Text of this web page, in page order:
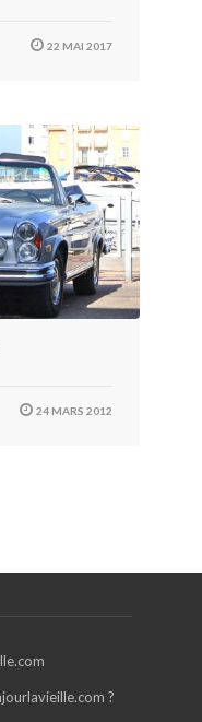
22 MAI 2017
24 MARS 2012
?